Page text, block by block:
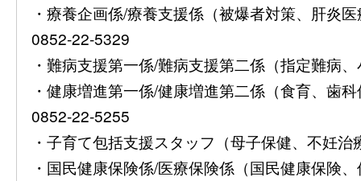
・療養企画係/療養支援係（被爆者対策、肝炎
0852-22-5329
・難病支援第一係/難病支援第二係（指定難病
・健康増進第一係/健康増進第二係（食育、歯
0852-22-5255
・子育て包括支援スタッフ（母子保健、不妊
・国民健康保険係/医療保険係（国民健康保険